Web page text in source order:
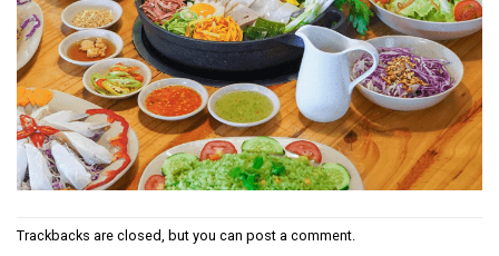
Trackbacks are closed, but you can post a comment.